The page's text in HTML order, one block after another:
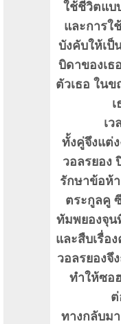
ใช้ชีวิตแบ
และการใ
บังคับให้เป็
บิดาของเธ
ตัวเธอ ใน
เวลาผ่า
ทั้งคู่จึงแต่
วอลรยอง
รักษาข้อห้
ตระกูลคู
ทัมพยองจุน
และสืบเรื่อ
วอลรยองจึ
ทำให้ซอ
ต่อมาซอ
ทางกลับม